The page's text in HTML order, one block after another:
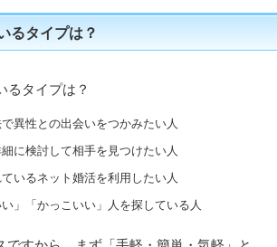
るタイプは？
異性との出会いをつかみたい人
に検討して相手を見つけたい人
いるネット婚活を利用したい人
」「かっこいい」人を探している人